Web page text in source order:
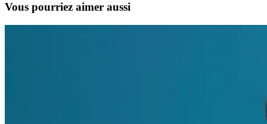
Vous pourriez aimer aussi